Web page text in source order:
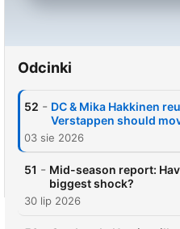
Odcinki
52 - DC & Mika Hakkinen
Verstappen should
03 sie 2026
51 - Mid-season report:
biggest shock?
30 lip 2026